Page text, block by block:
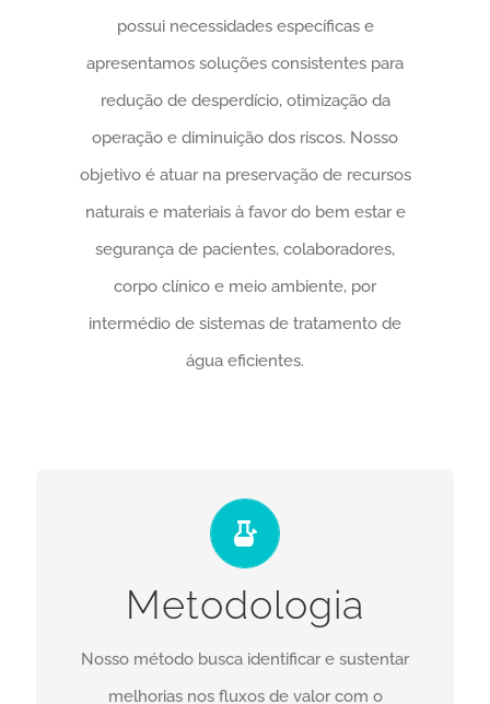
possui necessidades específicas e
apresentamos soluções consistentes para
redução de desperdício, otimização da
operação e diminuição dos riscos. Nosso
objetivo é atuar na preservação de recursos
naturais e materiais à favor do bem estar e
segurança de pacientes, colaboradores,
corpo clínico e meio ambiente, por
intermédio de sistemas de tratamento de
água eficientes.
Metodologia
Nosso método busca identificar e sustentar
melhorias nos fluxos de valor com o
AVALIAÇÃO
O diagnóstico correto permite entregar mais
valor onde realmente é preciso, elevando o
desempenho e eliminando incoerências do
sistema.